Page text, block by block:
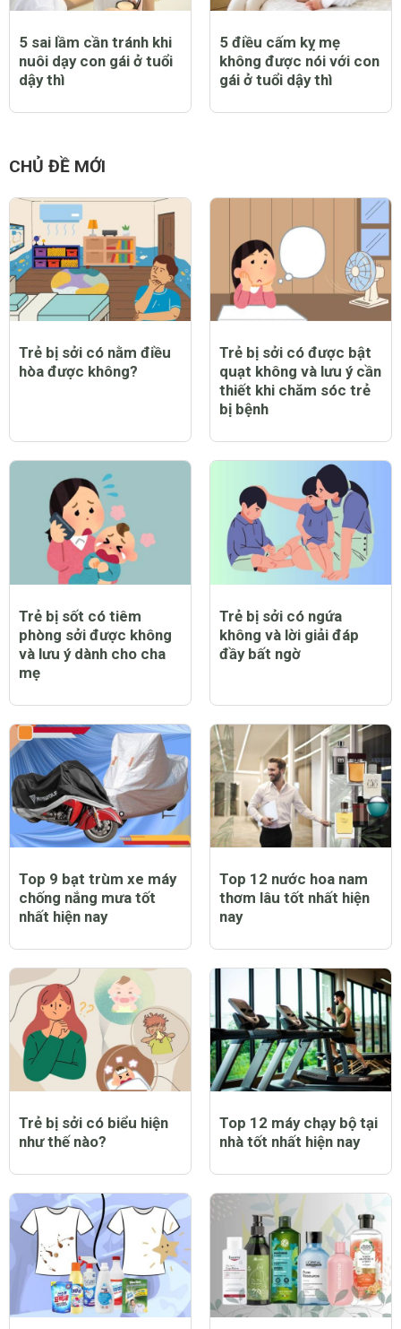
5 sai lầm cần tránh khi
nuôi dạy con gái ở tuổi
dậy thì
5 điều cấm kỵ mẹ
không được nói với con
gái ở tuổi dậy thì
CHỦ ĐỀ MỚI
Trẻ bị sởi có nằm điều
hòa được không?
Trẻ bị sởi có được bật
quạt không và lưu ý cần
thiết khi chăm sóc trẻ
bị bệnh
Trẻ bị sốt có tiêm
phòng sởi được không
và lưu ý dành cho cha
mẹ
Trẻ bị sởi có ngứa
không và lời giải đáp
đầy bất ngờ
Top 9 bạt trùm xe máy
chống nắng mưa tốt
nhất hiện nay
Top 12 nước hoa nam
thơm lâu tốt nhất hiện
nay
Trẻ bị sởi có biểu hiện
như thế nào?
Top 12 máy chạy bộ tại
nhà tốt nhất hiện nay